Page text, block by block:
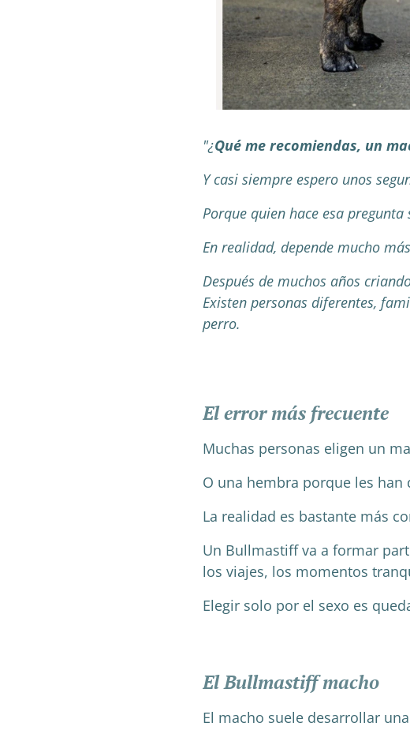
"¿Qué me recomiendas, un
Y casi siempre espero unos
Porque quien hace esa
En realidad, depende mucho
Después de muchos años
Existen personas diferentes,
perro.
El error más frecuente
Muchas personas eligen un
O una hembra porque les
La realidad es bastante más
Un Bullmastiff va a formar
los viajes, los momentos
Elegir solo por el sexo es
El Bullmastiff macho
El macho suele desarrollar